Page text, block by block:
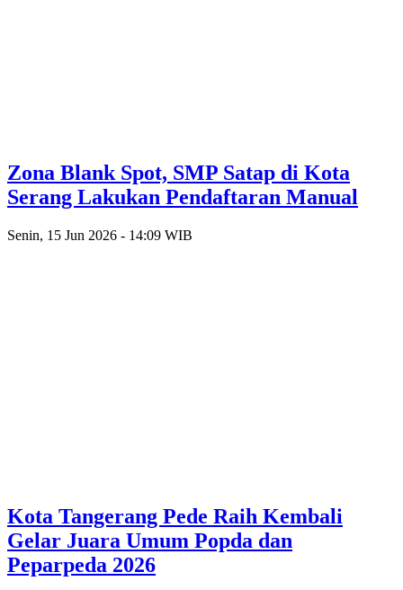
Zona Blank Spot, SMP Satap di Kota
Serang Lakukan Pendaftaran Manual
Senin, 15 Jun 2026 - 14:09 WIB
Kota Tangerang Pede Raih Kembali
Gelar Juara Umum Popda dan
Peparpeda 2026